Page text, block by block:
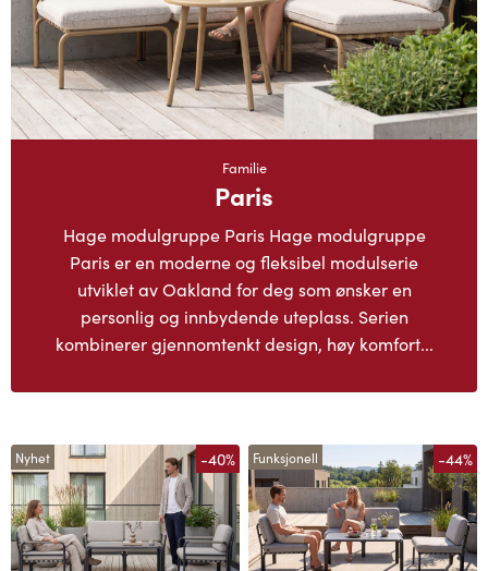
Familie
Paris
Hage modulgruppe Paris Hage modulgruppe
Paris er en moderne og fleksibel modulserie
utviklet av Oakland for deg som ønsker en
personlig og innbydende uteplass. Serien
kombinerer gjennomtenkt design, høy komfort...
Nyhet -40% Funksjonell -44%